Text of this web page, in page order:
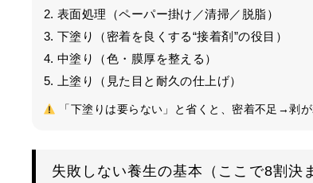
表面処理（ペーパー掛け／清掃／脱脂）
下塗り（密着を良くする“接着剤”の役目）
中塗り（色・膜厚を整える）
上塗り（見た目と耐久の仕上げ）
「下塗りは要らない」と省くと、密着不足→剥
失敗しない養生の基本（ここで8割決